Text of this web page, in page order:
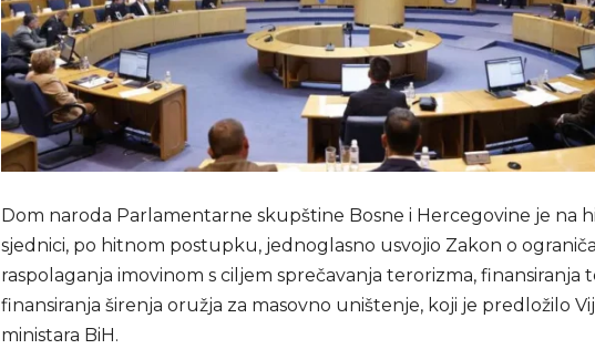
Dom naroda Parlamentarne skupštine Bosne i Hercegovine je na
sjednici, po hitnom postupku, jednoglasno usvojio Zakon o
raspolaganja imovinom s ciljem sprečavanja terorizma, finansiranja
finansiranja širenja oružja za masovno uništenje, koji je predložilo
ministara BiH.